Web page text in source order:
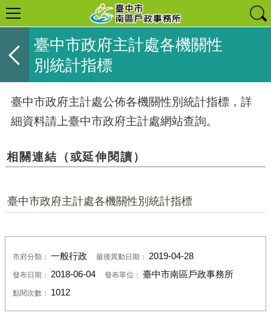
臺中市政府主計處各機關性
別統計指標
臺中市政府主計處公佈各機關性別統計指標，詳
細資料請上臺中市政府主計處網站查詢。
相關連結（或延伸閱讀）
臺中市政府主計處各機關性別統計指標
市府分類： 一般行政 最後異動日期： 2019-04-28
發布日期： 2018-06-04 發布單位： 臺中市南區戶政事務所
點閱次數： 1012